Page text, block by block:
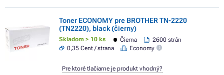
Toner ECONOMY pre BROTHER TN-2220
(TN2220), black (čierny)
Skladom > 10 ks Čierna
2600 strán
0,35 Cent / strana
Economy
Pre ktoré tlačiarne je produkt vhodný?